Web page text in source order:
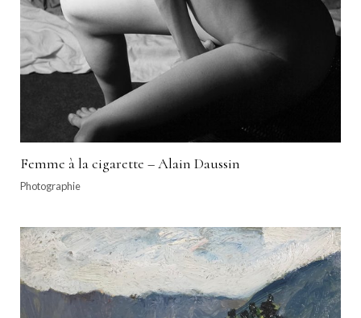
Femme à la cigarette – Alain Daussin
Photographie